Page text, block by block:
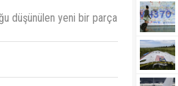
düşünülen yeni bir parça